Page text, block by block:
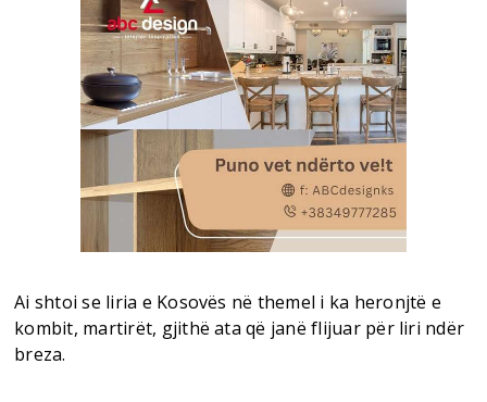
Ai shtoi se liria e Kosovës në themel i ka heronjtë e
kombit, martirët, gjithë ata që janë flijuar për liri ndër
breza.